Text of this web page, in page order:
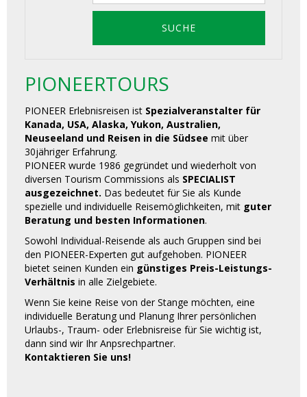
PIONEERTOURS
PIONEER Erlebnisreisen ist Spezialveranstalter für
Kanada, USA, Alaska, Yukon, Australien,
Neuseeland und Reisen in die Südsee mit über
30jähriger Erfahrung.
PIONEER wurde 1986 gegründet und wiederholt von
diversen Tourism Commissions als SPECIALIST
ausgezeichnet. Das bedeutet für Sie als Kunde
spezielle und individuelle Reisemöglichkeiten, mit guter
Beratung und besten Informationen.
Sowohl Individual-Reisende als auch Gruppen sind bei
den PIONEER-Experten gut aufgehoben. PIONEER
bietet seinen Kunden ein günstiges Preis-Leistungs-
Verhältnis in alle Zielgebiete.
Wenn Sie keine Reise von der Stange möchten, eine
individuelle Beratung und Planung Ihrer persönlichen
Urlaubs-, Traum- oder Erlebnisreise für Sie wichtig ist,
dann sind wir Ihr Anpsrechpartner.
Kontaktieren Sie uns!